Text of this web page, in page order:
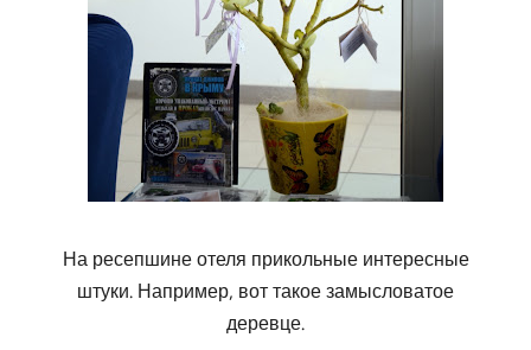
На ресепшине отеля прикольные интересные
штуки. Например, вот такое замысловатое
деревце.